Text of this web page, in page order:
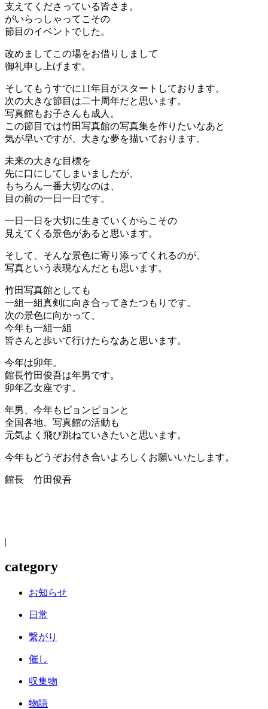
支えてくださっている皆さま。
がいらっしゃってこその
節目のイベントでした。
改めましてこの場をお借りしまして
御礼申し上げます。
そしてもうすでに11年目がスタートしております。
次の大きな節目は二十周年だと思います。
写真館もお子さんも成人。
この節目では竹田写真館の写真集を作りたいなあと
気が早いですが、大きな夢を描いております。
未来の大きな目標を
先に口にしてしまいましたが、
もちろん一番大切なのは、
目の前の一日一日です。
一日一日を大切に生きていくからこその
見えてくる景色があると思います。
そして、そんな景色に寄り添ってくれるのが、
写真という表現なんだとも思います。
竹田写真館としても
一組一組真剣に向き合ってきたつもりです。
次の景色に向かって、
今年も一組一組
皆さんと歩いて行けたらなあと思います。
今年は卯年。
館長竹田俊吾は年男です。
卯年乙女座です。
年男、今年もピョンピョンと
全国各地、写真館の活動も
元気よく飛び跳ねていきたいと思います。
今年もどうぞお付き合いよろしくお願いいたします。
館長 竹田俊吾
|
category
お知らせ
日常
繋がり
催し
収集物
物語